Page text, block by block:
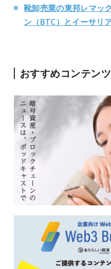
靴卸売業の東邦レマッ
ン（BTC）とイーサリ
おすすめコンテンツ